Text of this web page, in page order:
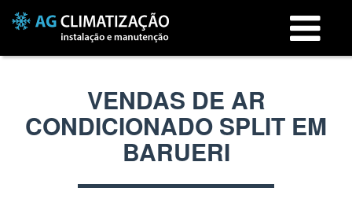
Menu
VENDAS DE AR
CONDICIONADO SPLIT EM
BARUERI